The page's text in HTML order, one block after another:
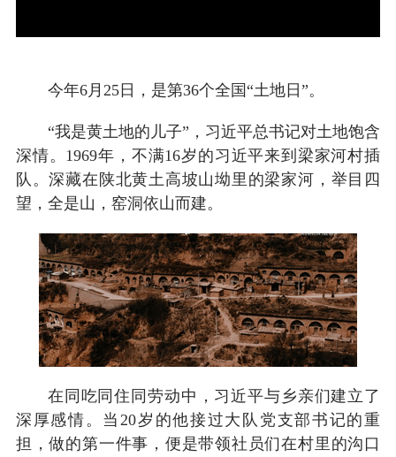
今年6月25日，是第36个全国“土地日”。
“我是黄土地的儿子”，习近平总书记对土地饱含
深情。1969年，不满16岁的习近平来到梁家河村插
队。深藏在陕北黄土高坡山坳里的梁家河，举目四
望，全是山，窑洞依山而建。
在同吃同住同劳动中，习近平与乡亲们建立了
深厚感情。当20岁的他接过大队党支部书记的重
担，做的第一件事，便是带领社员们在村里的沟口